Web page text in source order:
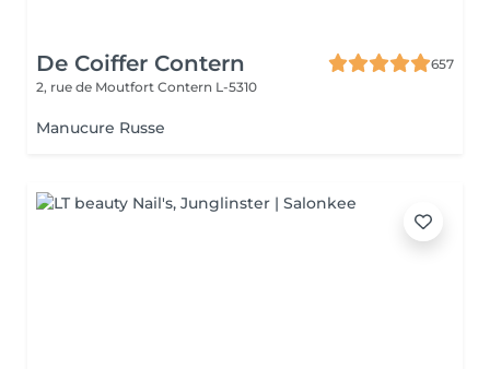
De Coiffer Contern
657
2, rue de Moutfort Contern L-5310
Manucure Russe